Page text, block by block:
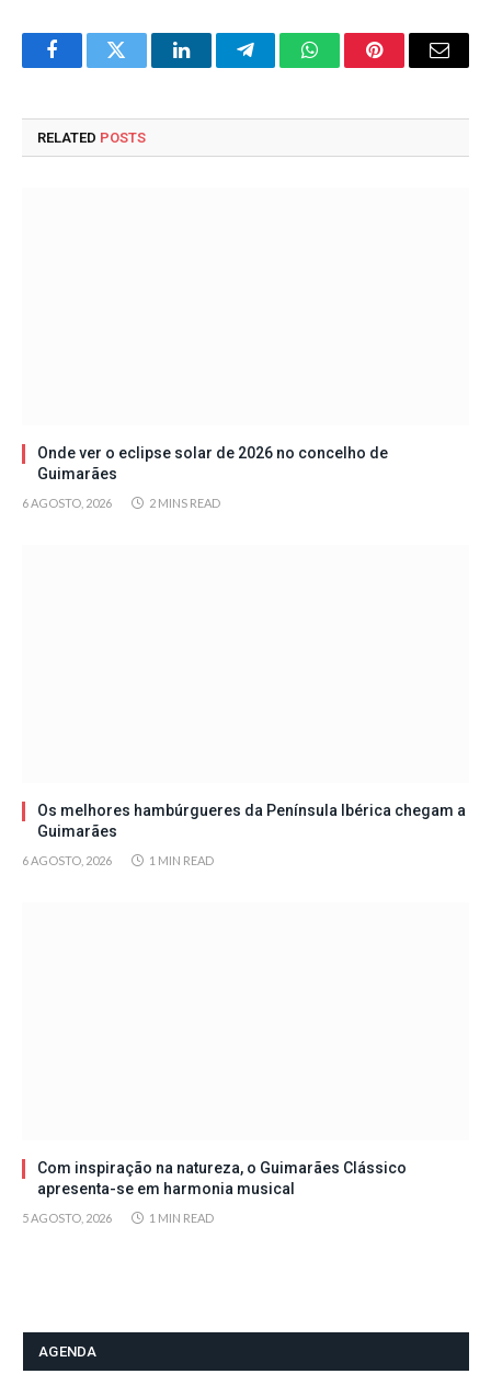
FacebookTwitter LinkedInTelegramWhatsAppPinterestEmail
RELATED POSTS
Onde ver o eclipse solar de 2026 no concelho de
Guimarães
6 AGOSTO, 2026 2 MINS READ
Os melhores hambúrgueres da Península Ibérica chegam a
Guimarães
6 AGOSTO, 2026 1 MIN READ
Com inspiração na natureza, o Guimarães Clássico
apresenta-se em harmonia musical
5 AGOSTO, 2026 1 MIN READ
AGENDA